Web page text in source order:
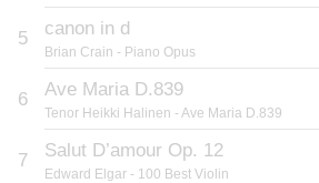
5 canon in d
Brian Crain - Piano Opus
6 Ave Maria D.839
Tenor Heikki Halinen - Ave Maria D.839
7 Salut D’amour Op. 12
Edward Elgar - 100 Best Violin